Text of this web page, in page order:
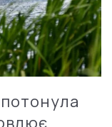
потонула